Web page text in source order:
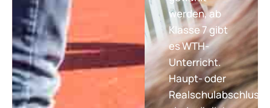
werden, ab
Klasse 7 gibt
es WTH-
Unterricht.
Haupt- oder
Realschulabschluss